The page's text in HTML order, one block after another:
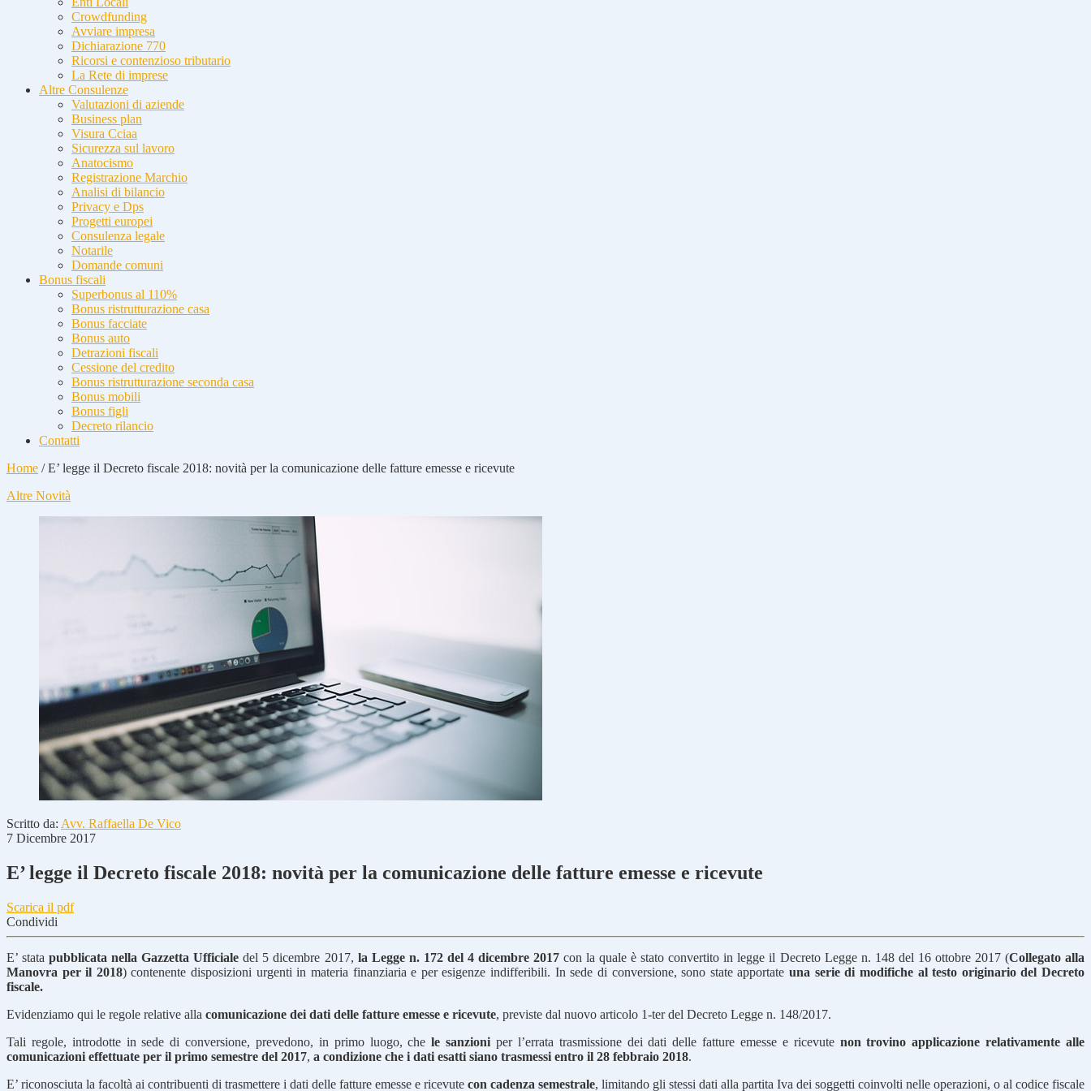
Crowdfunding
Avviare impresa
Dichiarazione 770
Ricorsi e contenzioso tributario
La Rete di imprese
Altre Consulenze
Valutazioni di aziende
Business plan
Visura Cciaa
Sicurezza sul lavoro
Anatocismo
Registrazione Marchio
Analisi di bilancio
Privacy e Dps
Progetti europei
Consulenza legale
Notarile
Domande comuni
Bonus fiscali
Superbonus al 110%
Bonus ristrutturazione casa
Bonus facciate
Bonus auto
Detrazioni fiscali
Cessione del credito
Bonus ristrutturazione seconda casa
Bonus mobili
Bonus figli
Decreto rilancio
Contatti
Home /E’ legge il Decreto fiscale 2018: novità per la comunicazione delle fatture emesse e ricevute
Altre Novità
Scritto da: Avv. Raffaella De Vico
7 Dicembre 2017
E’ legge il Decreto fiscale 2018: novità per la comunicazione delle fatture emesse e ricevute
Scarica il pdf
Condividi
E’ statapubblicata nella Gazzetta Ufficiale del 5 dicembre 2017, la Legge n. 172 del 4 dicembre 2017con la quale è stato convertito in legge il Decreto Legge n. 148 del 16 ottobre 2017 (Collegato alla
Manovra per il 2018) contenente disposizioni urgenti in materia finanziaria e per esigenze indifferibili. In sede di conversione, sono state apportateuna serie di modifiche al testo originario del Decreto
fiscale.
Evidenziamo qui le regole relative alla comunicazione dei dati delle fatture emesse e ricevute, previste dal nuovo articolo 1-ter del Decreto Legge n. 148/2017.
Tali regole, introdotte in sede di conversione, prevedono, in primo luogo, chele sanzioni per l’errata trasmissione dei dati delle fatture emesse e ricevute non trovino applicazione relativamente alle
comunicazioni effettuate per il primo semestre del 2017, a condizione che i dati esatti siano trasmessi entro il 28 febbraio 2018.
E’ riconosciuta la facoltà ai contribuenti di trasmettere i dati delle fatture emesse e ricevute con cadenza semestrale, limitando gli stessi dati alla partita Iva dei soggetti coinvolti nelle operazioni, o al codice fiscale